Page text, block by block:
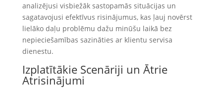
analizējusi visbiežāk sastopamās situācijas un
sagatavojusi efektīvus risinājumus, kas ļauj novērst
lielāko daļu problēmu dažu minūšu laikā bez
nepieciešamības sazināties ar klientu servisa
dienestu.
Izplatītākie Scenāriji un Ātrie
Atrisinājumi